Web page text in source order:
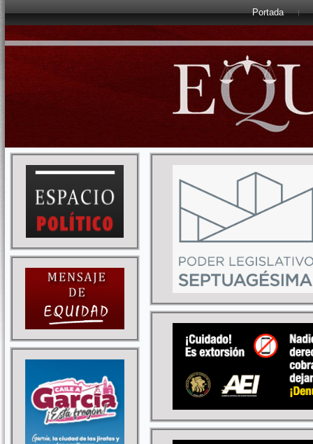
Portada